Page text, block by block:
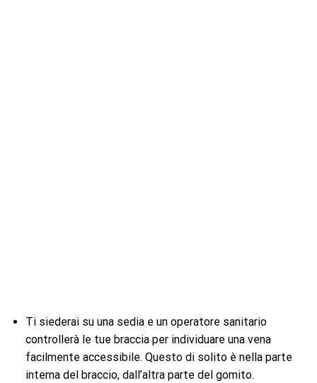
Ti siederai su una sedia e un operatore sanitario
controllerà le tue braccia per individuare una vena
facilmente accessibile. Questo di solito è nella parte
interna del braccio, dall’altra parte del gomito.